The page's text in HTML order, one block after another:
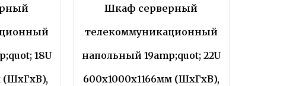
18U
(ШхГхВ),
Шкаф серверный
телекоммуникационный
напольный 19amp;quot; 22U
600x1000x1166мм (ШхГхВ),